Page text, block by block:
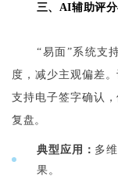
三、AI辅助评分
“易面”系统支持
度，减少主观偏差
支持电子签字确认
复盘。
典型应用： 多
果。